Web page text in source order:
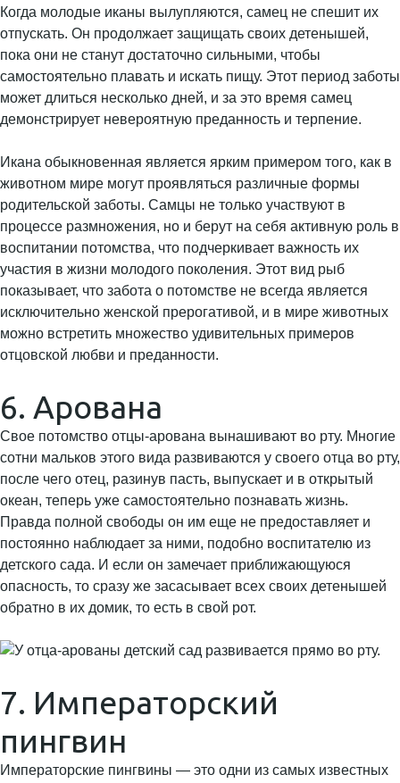
Когда молодые иканы вылупляются, самец не спешит их
отпускать. Он продолжает защищать своих детенышей,
пока они не станут достаточно сильными, чтобы
самостоятельно плавать и искать пищу. Этот период заботы
может длиться несколько дней, и за это время самец
демонстрирует невероятную преданность и терпение.
Икана обыкновенная является ярким примером того, как в
животном мире могут проявляться различные формы
родительской заботы. Самцы не только участвуют в
процессе размножения, но и берут на себя активную роль в
воспитании потомства, что подчеркивает важность их
участия в жизни молодого поколения. Этот вид рыб
показывает, что забота о потомстве не всегда является
исключительно женской прерогативой, и в мире животных
можно встретить множество удивительных примеров
отцовской любви и преданности.
6. Арована
Свое потомство отцы-арована вынашивают во рту. Многие
сотни мальков этого вида развиваются у своего отца во рту,
после чего отец, разинув пасть, выпускает и в открытый
океан, теперь уже самостоятельно познавать жизнь.
Правда полной свободы он им еще не предоставляет и
постоянно наблюдает за ними, подобно воспитателю из
детского сада. И если он замечает приближающуюся
опасность, то сразу же засасывает всех своих детенышей
обратно в их домик, то есть в свой рот.
7. Императорский
пингвин
Императорские пингвины — это одни из самых известных